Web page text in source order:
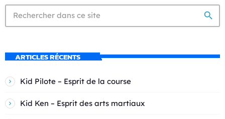
search
ARTICLES RÉCENTS
Kid Pilote – Esprit de la course
Kid Ken – Esprit des arts martiaux